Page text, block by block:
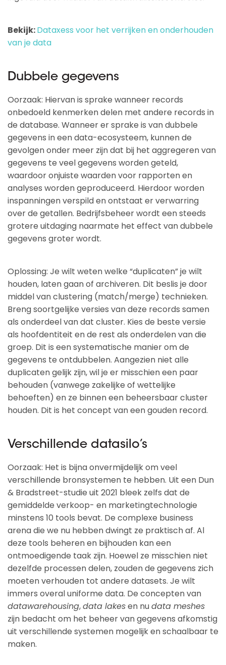
Bekijk:Dataxess voor het verrijken en onderhouden
van je data
Dubbele gegevens
Oorzaak: Hiervan is sprake wanneer records
onbedoeld kenmerken delen met andere records in
de database. Wanneer er sprake is van dubbele
gegevens in een data-ecosysteem, kunnen de
gevolgen onder meer zijn dat bij het aggregeren van
gegevens te veel gegevens worden geteld,
waardoor onjuiste waarden voor rapporten en
analyses worden geproduceerd. Hierdoor worden
inspanningen verspild en ontstaat er verwarring
over de getallen. Bedrijfsbeheer wordt een steeds
grotere uitdaging naarmate het effect van dubbele
gegevens groter wordt.
Oplossing: Je wilt weten welke “duplicaten” je wilt
houden, laten gaan of archiveren. Dit beslis je door
middel van clustering (match/merge) technieken.
Breng soortgelijke versies van deze records samen
als onderdeel van dat cluster. Kies de beste versie
als hoofdentiteit en de rest als onderdelen van die
groep. Dit is een systematische manier om de
gegevens te ontdubbelen. Aangezien niet alle
duplicaten gelijk zijn, wil je er misschien een paar
behouden (vanwege zakelijke of wettelijke
behoeften) en ze binnen een beheersbaar cluster
houden. Dit is het concept van een gouden record.
Verschillende datasilo’s
Oorzaak: Het is bijna onvermijdelijk om veel
verschillende bronsystemen te hebben. Uit een Dun
& Bradstreet-studie uit 2021 bleek zelfs dat de
gemiddelde verkoop- en marketingtechnologie
minstens 10 tools bevat. De complexe business
arena die we nu hebben dwingt ze praktisch af. Al
deze tools beheren en bijhouden kan een
ontmoedigende taak zijn. Hoewel ze misschien niet
dezelfde processen delen, zouden de gegevens zich
moeten verhouden tot andere datasets. Je wilt
immers overal uniforme data. De concepten van
datawarehousing,data lakesen nudata meshes
zijn bedacht om het beheer van gegevens afkomstig
uit verschillende systemen mogelijk en schaalbaar te
maken.